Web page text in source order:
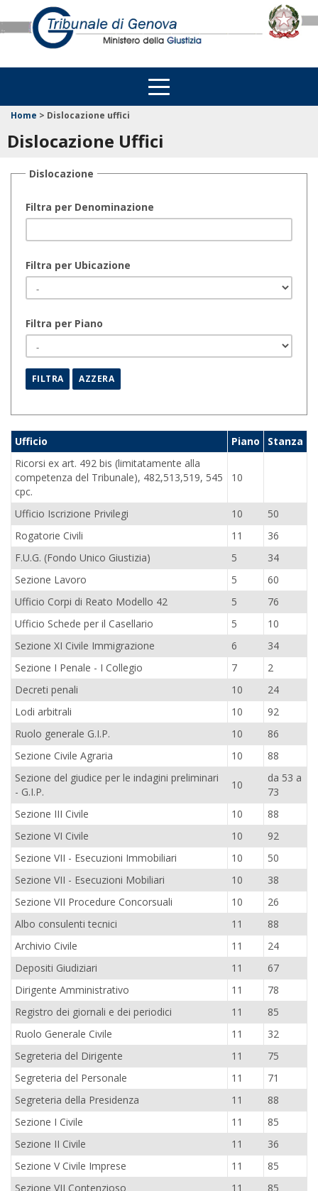
Home > Dislocazione uffici
Dislocazione Uffici
Dislocazione
Filtra per Denominazione
Filtra per Ubicazione
Filtra per Piano
Ufficio Piano
Stanza
Ricorsi ex art. 492 bis (limitatamente alla
competenza del Tribunale), 482,513,519, 545
cpc.
10
Ufficio Iscrizione Privilegi 10
50
Rogatorie Civili
11
36
F.U.G. (Fondo Unico Giustizia)
5
34
Sezione Lavoro
5
60
Ufficio Corpi di Reato Modello 42
5
76
Ufficio Schede per il Casellario
5
10
Sezione XI Civile Immigrazione
6
34
Sezione I Penale - I Collegio
7
2
Decreti penali
10
24
Lodi arbitrali
10
92
Ruolo generale G.I.P.
10
86
Sezione Civile Agraria
10
88
Sezione del giudice per le indagini preliminari
- G.I.P.
10
da 53 a
73
Sezione III Civile
10
88
Sezione VI Civile
10
92
Sezione VII - Esecuzioni Immobiliari
10
50
Sezione VII - Esecuzioni Mobiliari
10
38
Sezione VII Procedure Concorsuali
10
26
Albo consulenti tecnici
11
88
Archivio Civile
11
24
Depositi Giudiziari
11
67
Dirigente Amministrativo
11
78
Registro dei giornali e dei periodici
11
85
Ruolo Generale Civile
11
32
Segreteria del Dirigente
11
75
Segreteria del Personale
11
71
Segreteria della Presidenza
11
88
Sezione I Civile
11
85
Sezione II Civile
11
36
Sezione V Civile Imprese
11
85
Sezione VII Contenzioso
11
85